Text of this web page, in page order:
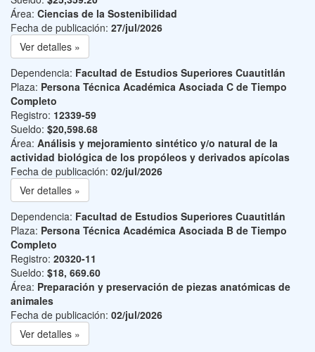
Área: Ciencias de la Sostenibilidad
Fecha de publicación: 27/jul/2026
Ver detalles »
Dependencia: Facultad de Estudios Superiores Cuautitlán
Plaza: Persona Técnica Académica Asociada C de Tiempo
Completo
Registro: 12339-59
Sueldo: $20,598.68
Área: Análisis y mejoramiento sintético y/o natural de la
actividad biológica de los propóleos y derivados apícolas
Fecha de publicación: 02/jul/2026
Ver detalles »
Dependencia: Facultad de Estudios Superiores Cuautitlán
Plaza: Persona Técnica Académica Asociada B de Tiempo
Completo
Registro: 20320-11
Sueldo: $18, 669.60
Área: Preparación y preservación de piezas anatómicas de
animales
Fecha de publicación: 02/jul/2026
Ver detalles »